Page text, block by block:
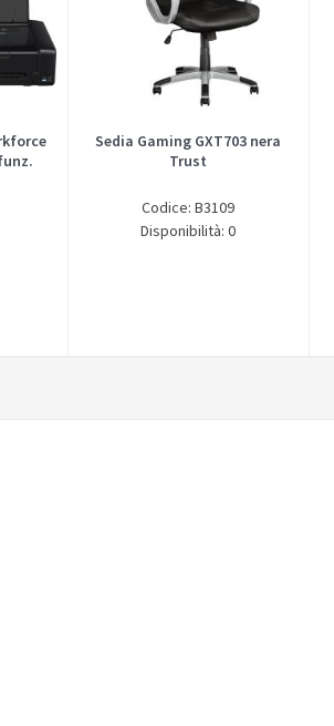
Sedia Gaming GXT703 nera
Trust
Codice: B3109
Disponibilità: 0